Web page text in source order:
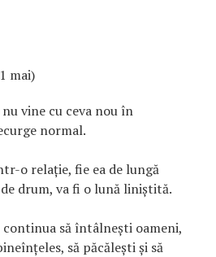
mai)
vine cu ceva nou în
normal.
o relație, fie ea de lungă
drum, va fi o lună liniștită.
continua să întâlnești oameni,
să păcălești și să